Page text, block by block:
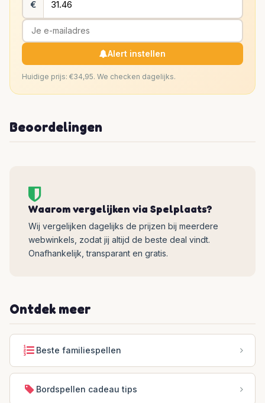
€
Alert instellen
Huidige prijs: €34,95. We checken dagelijks.
Beoordelingen
Waarom vergelijken via Spelplaats?
Wij vergelijken dagelijks de prijzen bij meerdere
webwinkels, zodat jij altijd de beste deal vindt.
Onafhankelijk, transparant en gratis.
Ontdek meer
Beste familiespellen
Bordspellen cadeau tips